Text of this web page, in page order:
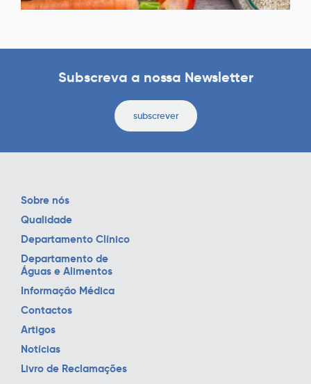
Subscreva a nossa Newsletter
subscrever
Sobre nós
Qualidade
Departamento Clínico
Departamento de
Águas e Alimentos
Informação Médica
Contactos
Artigos
Notícias
Livro de Reclamações